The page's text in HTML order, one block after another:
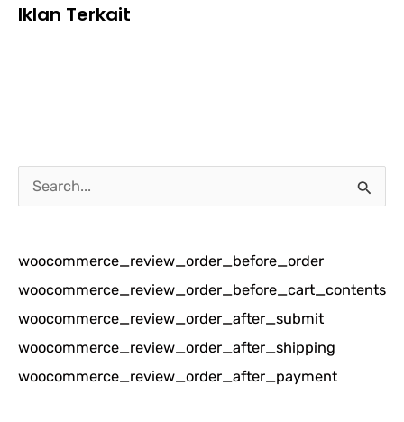
Iklan Terkait
a
i
u
n
t
u
woocommerce_review_order_before_order
woocommerce_review_order_before_cart_contents
woocommerce_review_order_after_submit
woocommerce_review_order_after_shipping
woocommerce_review_order_after_payment